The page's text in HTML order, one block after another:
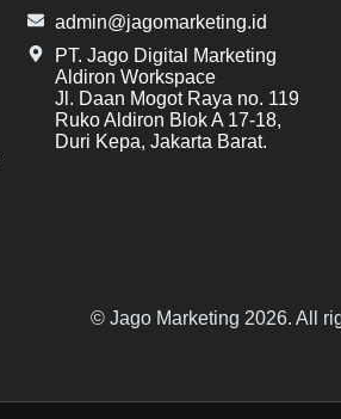
admin@jagomarketing.id
PT. Jago Digital Marketing
Aldiron Workspace
Jl. Daan Mogot Raya no. 119
Ruko Aldiron Blok A 17-18,
Duri Kepa, Jakarta Barat.
© Jago Marketing 2026. All